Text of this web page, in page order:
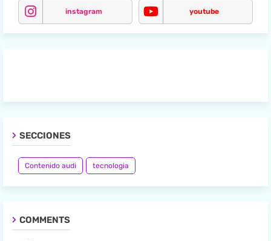
instagram youtube
SECCIONES
Contenido audi tecnologia
COMMENTS